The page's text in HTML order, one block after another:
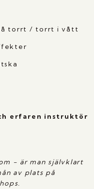
torrt / torrt i vått
erfaren instruktör
- är man självklart
av plats på